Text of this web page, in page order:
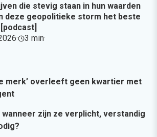
die stevig staan in hun waarden
deze geopolitieke storm het beste
· 3 min·
merk’ overleeft geen kwartier met
wanneer zijn ze verplicht, verstandig